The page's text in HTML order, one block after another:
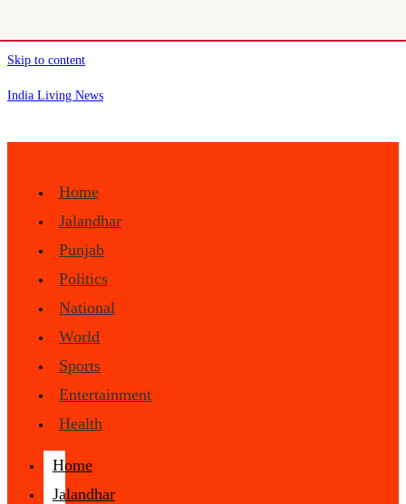
Skip to content
India Living News
Home
Jalandhar
Punjab
Politics
National
World
Sports
Entertainment
Health
Home
Jalandhar